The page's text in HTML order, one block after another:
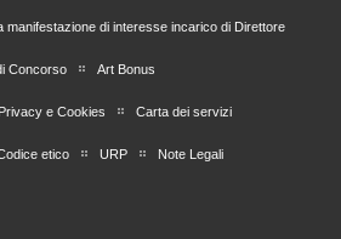
manifestazione di interesse incarico di Direttore
Concorso Art Bonus
Privacy e Cookies Carta dei servizi
etico URP Note Legali